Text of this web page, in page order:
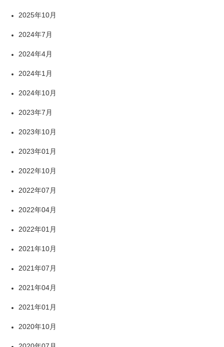
2025年10月
2024年7月
2024年4月
2024年1月
2024年10月
2023年7月
2023年10月
2023年01月
2022年10月
2022年07月
2022年04月
2022年01月
2021年10月
2021年07月
2021年04月
2021年01月
2020年10月